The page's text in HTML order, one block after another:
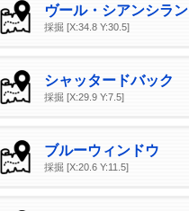
ヴール・シアンシラン
採掘 [X:34.8 Y:30.5]
シャッタードバック
採掘 [X:29.9 Y:7.5]
ブルーウィンドウ
採掘 [X:20.6 Y:11.5]